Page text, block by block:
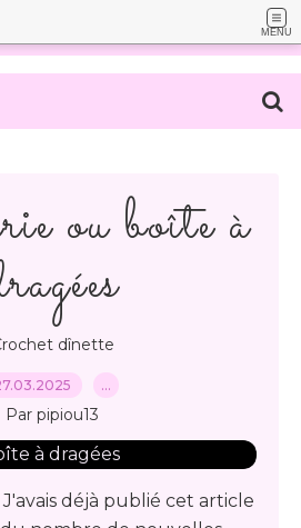
MENU
ou boîte à
dînette
…
Par pipiou13
déjà publié cet article